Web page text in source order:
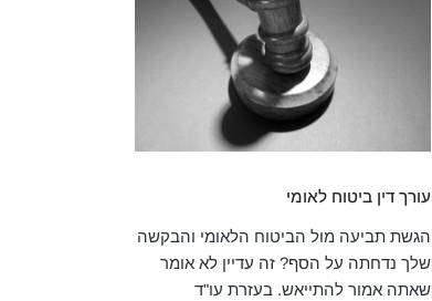
עורך דין ביטוח לאומי
הגשת תביעה מול הביטוח הלאומי והבקשה
שלך נדחתה על הסף? זה עדיין לא אומר
שאתה אמור להתייאש. בעזרת עו"ד